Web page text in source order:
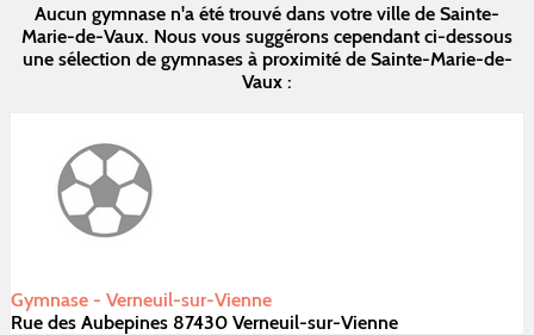
Aucun gymnase n'a été trouvé dans votre ville de Sainte-
Marie-de-Vaux. Nous vous suggérons cependant ci-dessous
une sélection de gymnases à proximité de Sainte-Marie-de-
Vaux :
Gymnase - Verneuil-sur-Vienne
Rue des Aubepines 87430 Verneuil-sur-Vienne